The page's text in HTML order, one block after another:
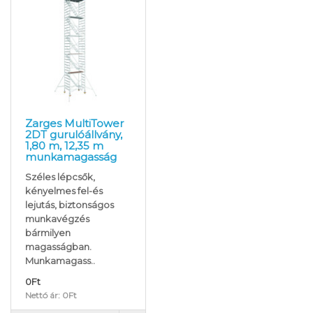
Zarges MultiTower
2DT gurulóállvány,
1,80 m, 12,35 m
munkamagasság
Széles lépcsők,
kényelmes fel-és
lejutás, biztonságos
munkavégzés
bármilyen
magasságban.
Munkamagass..
0Ft
Nettó ár: 0Ft